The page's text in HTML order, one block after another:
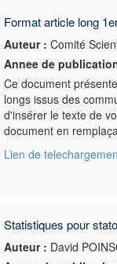
Format article long
Auteur : Comité
Annee de
Ce document
longs issus des
d'insérer le texte de
document en
Lien de
Statistiques pour
Auteur : David